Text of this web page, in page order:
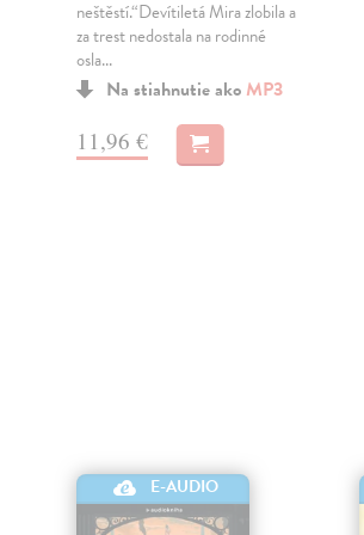
neštěstí.“Devítiletá Mira zlobila a
za trest nedostala na rodinné
osla...
Na stiahnutie ako MP3
11,96 €
E-AUDIO